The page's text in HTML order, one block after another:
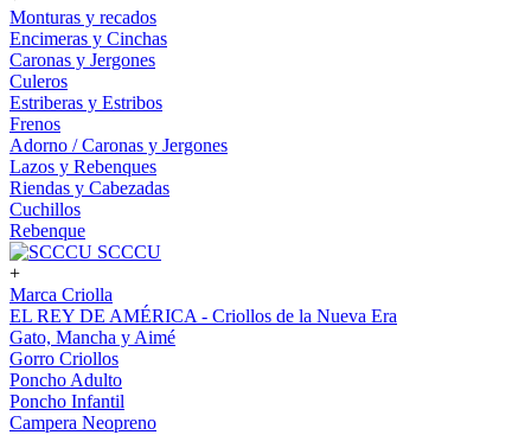
Monturas y recados
Encimeras y Cinchas
Caronas y Jergones
Culeros
Estriberas y Estribos
Frenos
Adorno / Caronas y Jergones
Lazos y Rebenques
Riendas y Cabezadas
Cuchillos
Rebenque
SCCCU
+
Marca Criolla
EL REY DE AMÉRICA - Criollos de la Nueva Era
Gato, Mancha y Aimé
Gorro Criollos
Poncho Adulto
Poncho Infantil
Campera Neopreno